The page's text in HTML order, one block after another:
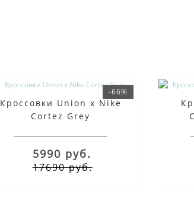
-66%
Кроссовки Union x Nike
Cortez Grey
5990 руб.
17690 руб.